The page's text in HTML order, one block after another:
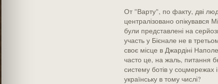
От "Варту", по факту, дві
централізовано опікувався
були представлені на
участь у Бієнале не в
своє місце в Джардіні
часто це, на жаль, питання
систему ботів у соцмережах
українську в тому числі?